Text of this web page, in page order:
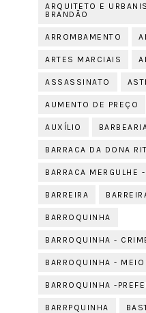
ARQUITETO E
BRANDÃO
ARROMBAMENTO
ARTES MARCIAIS
ASSASSINATO
AUMENTO DE PREÇO
AUXÍLIO
BARRACA DA DONA
BARRACA MERGULHE
BARREIRA
BARROQUINHA
BARROQUINHA -
BARROQUINHA - MEIO
BARROQUINHA -
BARRPQUINHA